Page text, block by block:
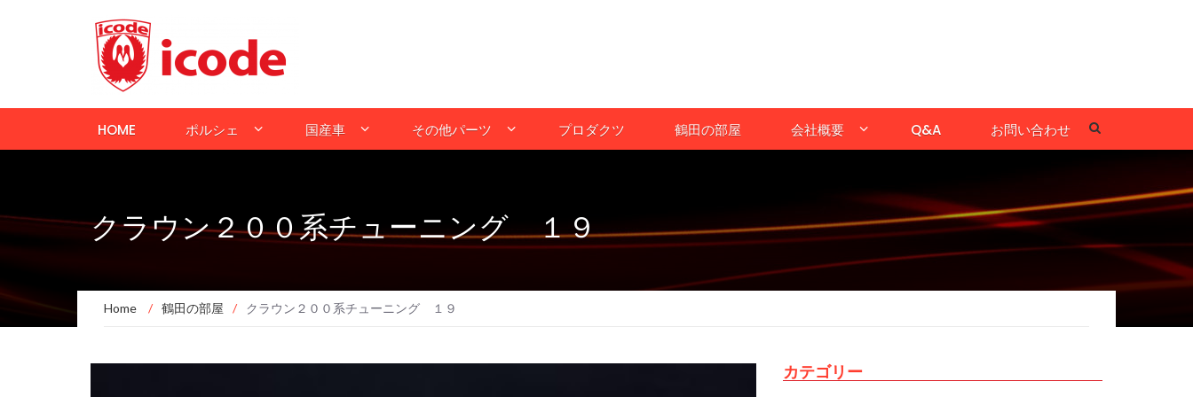
HOME ポルシェ 国産車 その他パーツ プロダクツ 鶴田の部屋 会社概要 Q&A お問い合わせ
クラウン２００系チューニング １９
Home / 鶴田の部屋 / クラウン２００系チューニング １９
カテゴリー